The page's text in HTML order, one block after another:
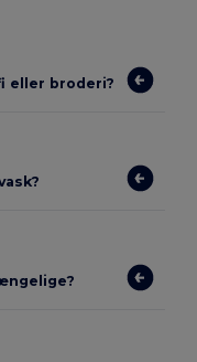
eller broderi?